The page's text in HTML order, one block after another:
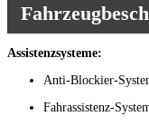
Assistenzsysteme:
Anti-Blockier-
Fahrassistenz-